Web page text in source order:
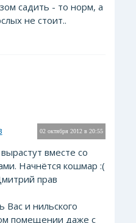
садить - то норм, а
не стоит..
02 октября 2012 в 20:55
вместе со
Начнётся кошмар :(
прав
и нильского
помещении даже с